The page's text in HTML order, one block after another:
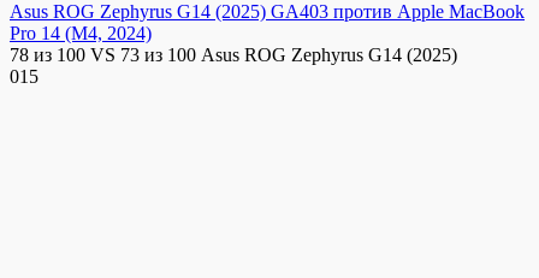
Asus ROG Zephyrus G14 (2025) GA403 против Apple MacBook
Pro 14 (M4, 2024)
78 из 100 VS 73 из 100 Asus ROG Zephyrus G14 (2025)
015